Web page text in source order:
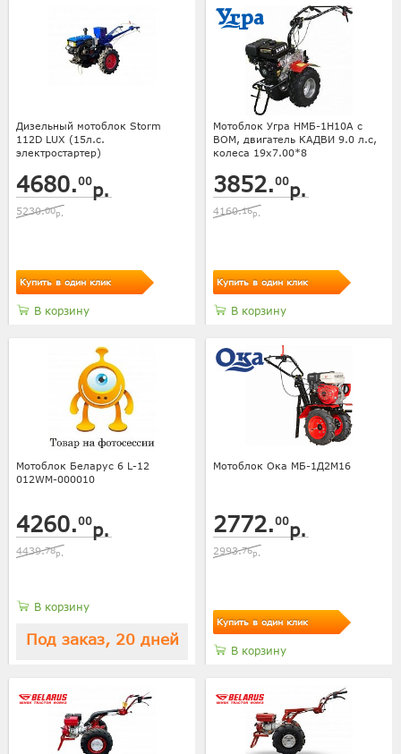
Дизельный мотоблок Storm
112D LUX (15л.с.
электростартер)
4680.00р.
5230.00р.
Купить в один клик
В корзину
Мотоблок Угра НМБ-1H10A с
ВОМ, двигатель КАДВИ 9.0 л.с,
колеса 19х7.00*8
3852.00р.
4160.16р.
Купить в один клик
В корзину
Мотоблок Беларус 6 L-12
012WM-000010
4260.00р.
4439.78р.
В корзину
Под заказ, 20 дней
Мотоблок Ока МБ-1Д2М16
2772.00р.
2993.76р.
Купить в один клик
В корзину